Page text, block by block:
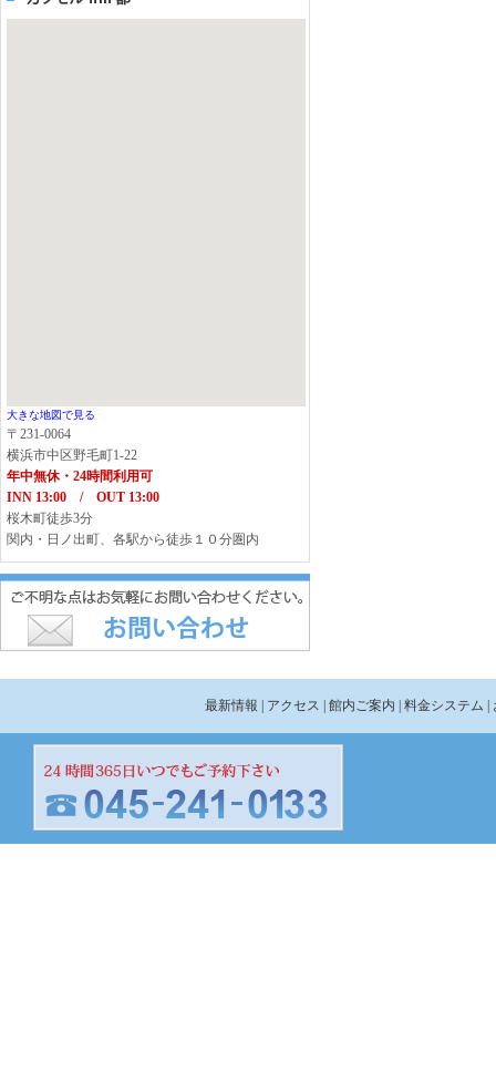
大きな地図で見る
〒231-0064
横浜市中区野毛町1-22
年中無休・24時間利用可
INN 13:00 / OUT 13:00
桜木町徒歩3分
関内・日ノ出町、各駅から徒歩１０分圏内
最新情報 | アクセス | 館内ご案内 | 料金システム